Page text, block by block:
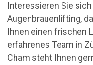
Interessieren Sie
Augenbrauenlifting,
Ihnen einen frischen
erfahrenes Team in
Cham steht Ihnen